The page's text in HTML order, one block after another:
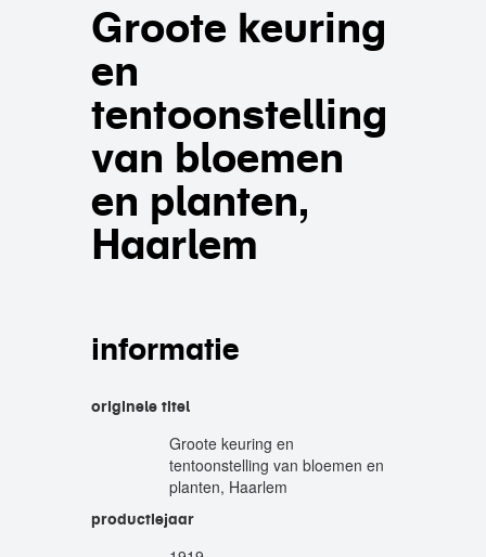
Groote keuring
en
tentoonstelling
van bloemen
en planten,
Haarlem
informatie
originele titel
Groote keuring en
tentoonstelling van bloemen en
planten, Haarlem
productiejaar